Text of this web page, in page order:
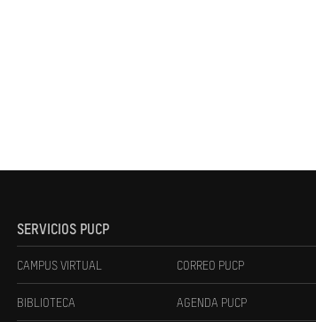
SERVICIOS PUCP
CAMPUS VIRTUAL CORREO PUCP
BIBLIOTECA AGENDA PUCP